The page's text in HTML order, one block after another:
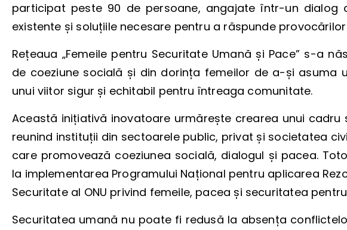
participat peste 90 de persoane, angajate într-un dialog
existente și soluțiile necesare pentru a răspunde
Rețeaua „Femeile pentru Securitate Umană și Pace” s-a
de coeziune socială și din dorința femeilor de a-și asuma
unui viitor sigur și echitabil pentru întreaga comunitate.
Această inițiativă inovatoare urmărește crearea unui cadru
reunind instituții din sectoarele public, privat și societatea
care promovează coeziunea socială, dialogul și pacea.
la implementarea Programului Național pentru aplicarea
Securitate al ONU privind femeile, pacea și securitatea
Securitatea umană nu poate fi redusă la absența